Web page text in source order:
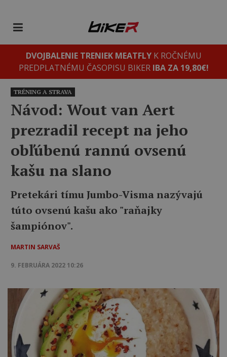
DVOJBALENIE TRENIEK MEATFLYK ROČNÉMU
PREDPLATNÉMU ČASOPISU BIKER IBA ZA 19,80€!
TRÉNING A STRAVA
Návod: Wout van Aert
prezradil recept na jeho
obľúbenú rannú ovsenú
kašu na slano
Pretekári tímu Jumbo-Visma nazývajú
túto ovsenú kašu ako "raňajky
šampiónov".
MARTIN SARVAŠ
9. FEBRUÁRA 2022 10:26